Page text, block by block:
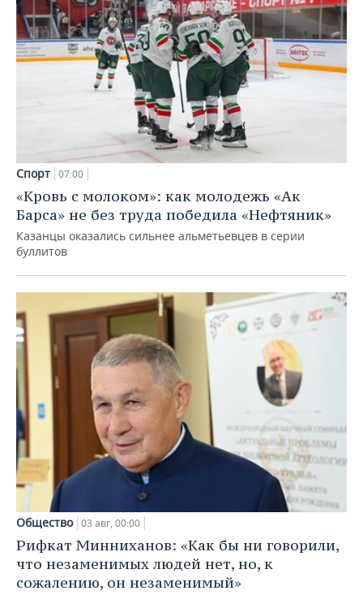
Спорт 07:00
«Кровь с молоком»: как молодежь «Ак
Барса» не без труда победила «Нефтяник»
Казанцы оказались сильнее альметьевцев в серии
буллитов
Общество 03 авг, 00:00
Рифкат Минниханов: «Как бы ни говорили,
что незаменимых людей нет, но, к
сожалению, он незаменимый»